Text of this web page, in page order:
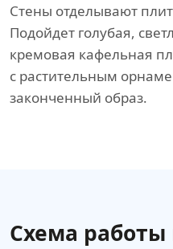
Стены отделывают
Подойдет голубая,
кремовая кафельная
с растительным
законченный образ.
Схема работы